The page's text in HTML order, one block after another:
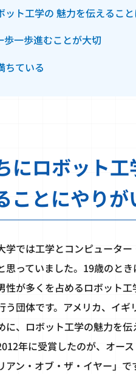
ット工学の 魅力を伝えるこ
歩一歩進むことが大切
ちている
にロボット工
ことにやりが
学では工学とコンピュータ
思っていました。19歳のと
性が多くを占めるロボット
う団体です。アメリカ、イ
に、ロボット工学の魅力を
年に受賞したのが、オー
アン・オブ・ザ・イヤー」で